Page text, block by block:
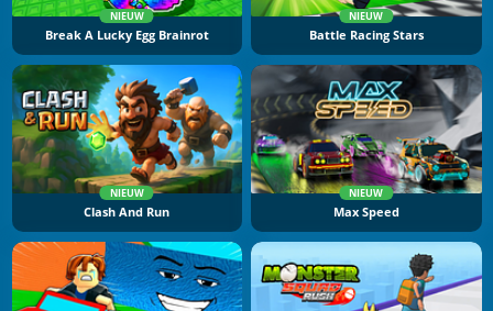
NIEUW
Break A Lucky Egg Brainrot
NIEUW
Battle Racing Stars
NIEUW
Clash And Run
NIEUW
Max Speed